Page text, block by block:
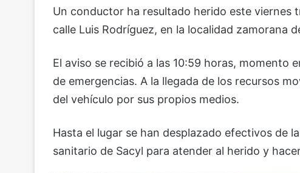
Un conductor ha resultado herido este viernes
calle Luis Rodríguez, en la localidad zamorana
El aviso se recibió a las 10:59 horas, momento
de emergencias. A la llegada de los recursos
del vehículo por sus propios medios.
Hasta el lugar se han desplazado efectivos de
sanitario de Sacyl para atender al herido y